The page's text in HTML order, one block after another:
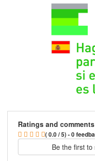
Ratings and
( 0.0 / 5) - 0
Be the first